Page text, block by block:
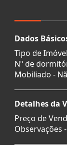
Dados
Tipo de
Nº de
Mobiliado -
Detalhes da
Preço de
Observações